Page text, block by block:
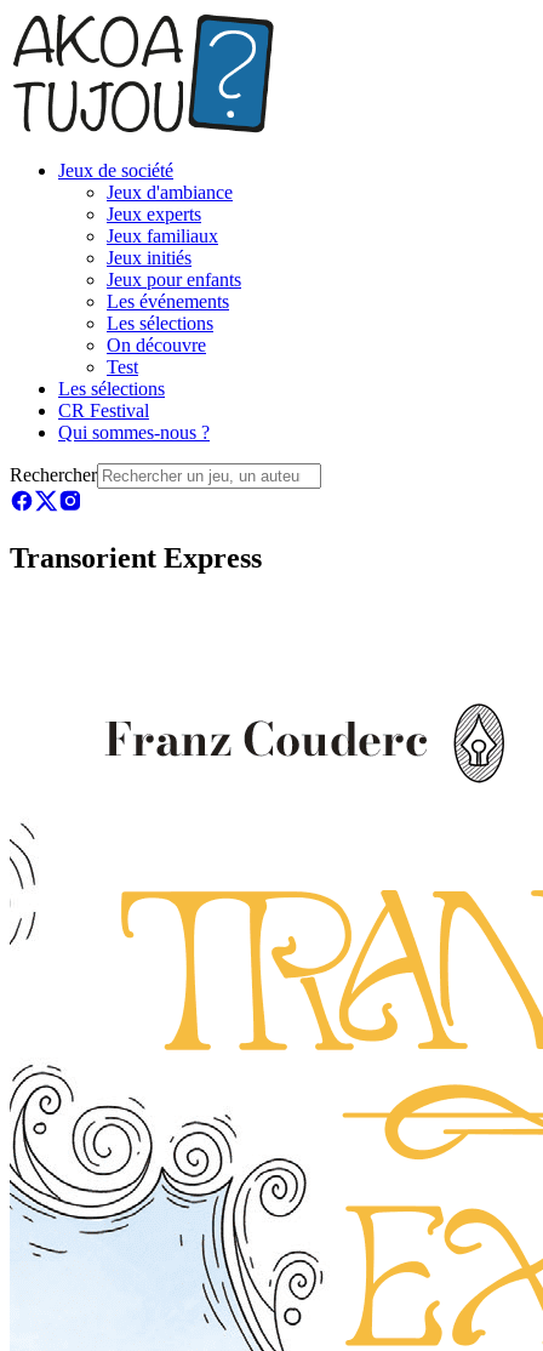
Jeux de société
Jeux d'ambiance
Jeux experts
Jeux familiaux
Jeux initiés
Jeux pour enfants
Les événements
Les sélections
On découvre
Test
Les sélections
CR Festival
Qui sommes-nous ?
Rechercher
Transorient Express